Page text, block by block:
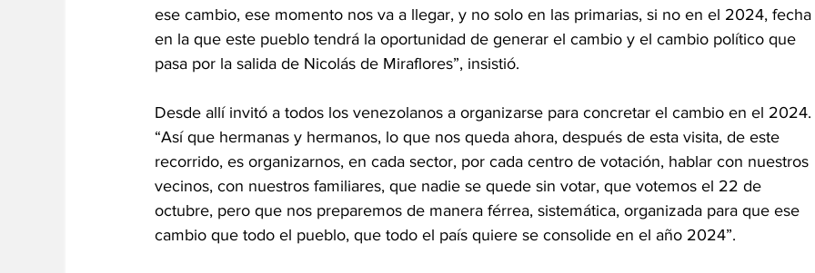
ese cambio, ese momento nos va a llegar, y no solo en las primarias, si no en el 2024, fecha
en la que este pueblo tendrá la oportunidad de generar el cambio y el cambio político que
pasa por la salida de Nicolás de Miraflores”, insistió.
Desde allí invitó a todos los venezolanos a organizarse para concretar el cambio en el 2024.
“Así que hermanas y hermanos, lo que nos queda ahora, después de esta visita, de este
recorrido, es organizarnos, en cada sector, por cada centro de votación, hablar con nuestros
vecinos, con nuestros familiares, que nadie se quede sin votar, que votemos el 22 de
octubre, pero que nos preparemos de manera férrea, sistemática, organizada para que ese
cambio que todo el pueblo, que todo el país quiere se consolide en el año 2024”.